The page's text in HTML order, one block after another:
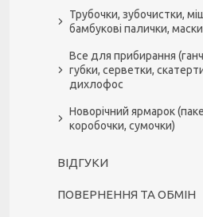
Трубочки, зубочистки,
бамбукові палички, маски
Все для прибирання
губки, серветки,
дихлофос
Новорічний ярмарок
коробочки, сумочки)
ВІДГУКИ
ПОВЕРНЕННЯ ТА ОБМІН